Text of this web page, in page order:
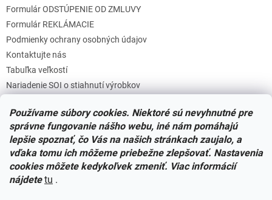
Používame súbory cookies. Niektoré sú nevyhnutné pre
správne fungovanie nášho webu, iné nám pomáhajú
lepšie spoznať, čo Vás na našich stránkach zaujalo, a
vďaka tomu ich môžeme priebežne zlepšovať. Nastavenia
cookies môžete kedykoľvek zmeniť. Viac informácií
nájdete tu .
Formulár ODSTÚPENIE OD ZMLUVY
Formulár REKLÁMACIE
Podmienky ochrany osobných údajov
Kontaktujte nás
Tabuľka veľkostí
Nariadenie SOI o stiahnutí výrobkov
Zásady súborov COOKIES
Facebook